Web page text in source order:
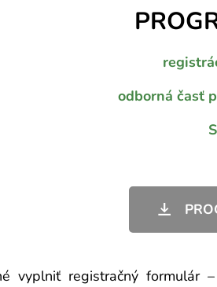
odborná časť
vyplniť registračný formulár –